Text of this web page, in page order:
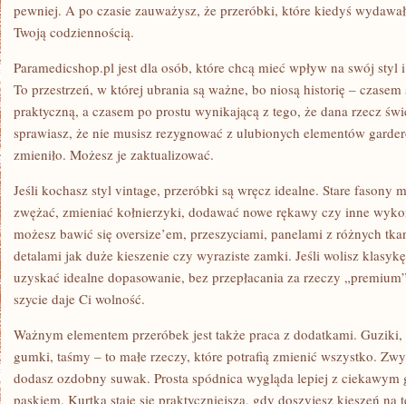
pewniej. A po czasie zauważysz, że przeróbki, które kiedyś
Twoją codziennością.
Paramedicshop.pl jest dla osób, które chcą mieć wpływ na swój
To przestrzeń, w której ubrania są ważne, bo niosą historię – czasem
praktyczną, a czasem po prostu wynikającą z tego, że dana rzecz
sprawiasz, że nie musisz rezygnować z ulubionych elementów
zmieniło. Możesz je zaktualizować.
Jeśli kochasz styl vintage, przeróbki są wręcz idealne. Stare fasony
zwężać, zmieniać kołnierzyki, dodawać nowe rękawy czy inne
możesz bawić się oversize’em, przeszyciami, panelami z różnych
detalami jak duże kieszenie czy wyraziste zamki. Jeśli wolisz
uzyskać idealne dopasowanie, bez przepłacania za rzeczy
szycie daje Ci wolność.
Ważnym elementem przeróbek jest także praca z dodatkami.
gumki, taśmy – to małe rzeczy, które potrafią zmienić wszystko.
dodasz ozdobny suwak. Prosta spódnica wygląda lepiej z
paskiem. Kurtka staje się praktyczniejsza, gdy doszyjesz kieszeń na